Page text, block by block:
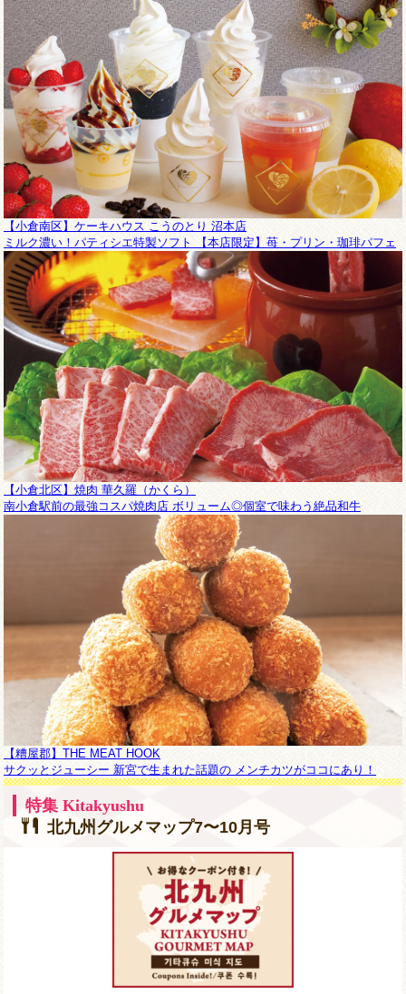
【小倉南区】ケーキハウス こうのとり 沼本店
ミルク濃い！パティシエ特製ソフト 【本店限定】苺・プリン・珈琲パフェ
【小倉北区】焼肉 華久羅（かくら）
南小倉駅前の最強コスパ焼肉店 ボリューム◎個室で味わう絶品和牛
【糟屋郡】THE MEAT HOOK
サクッとジューシー 新宮で生まれた話題の メンチカツがココにあり！
特集 Kitakyushu
北九州グルメマップ7〜10月号